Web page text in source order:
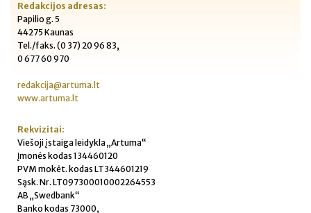
Redakcijos adresas:
Papilio g. 5
44275 Kaunas
Tel./faks. (0 37) 20 96 83,
0 677 60 970
redakcija@artuma.lt
www.artuma.lt
Rekvizitai:
Viešoji įstaiga leidykla „Artuma“
Įmonės kodas 134460120
PVM mokėt. kodas LT344601219
Sąsk. Nr. LT097300010002264553
AB „Swedbank“
Banko kodas 73000,